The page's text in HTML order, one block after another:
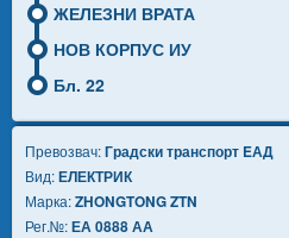
ЖЕЛЕЗНИ ВРАТА
НОВ КОРПУС ИУ
Бл. 22
Превозвач:Градски транспорт EАД
Вид:ЕЛЕКТРИК
Марка:ZHONGTONG ZTN
Рег.№:ЕА 0888 АА